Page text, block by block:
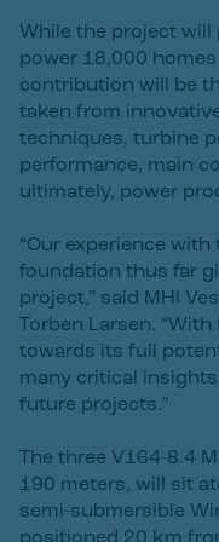
While the project
power 18,000
contribution will be
taken from
techniques, turbine
performance, main
ultimately, power
“Our experience
foundation thus far
project,” said MHI
Torben Larsen.
towards its full
many critical
future projects.”
The three V164-8.4
190 meters, will sit
semi-submersible